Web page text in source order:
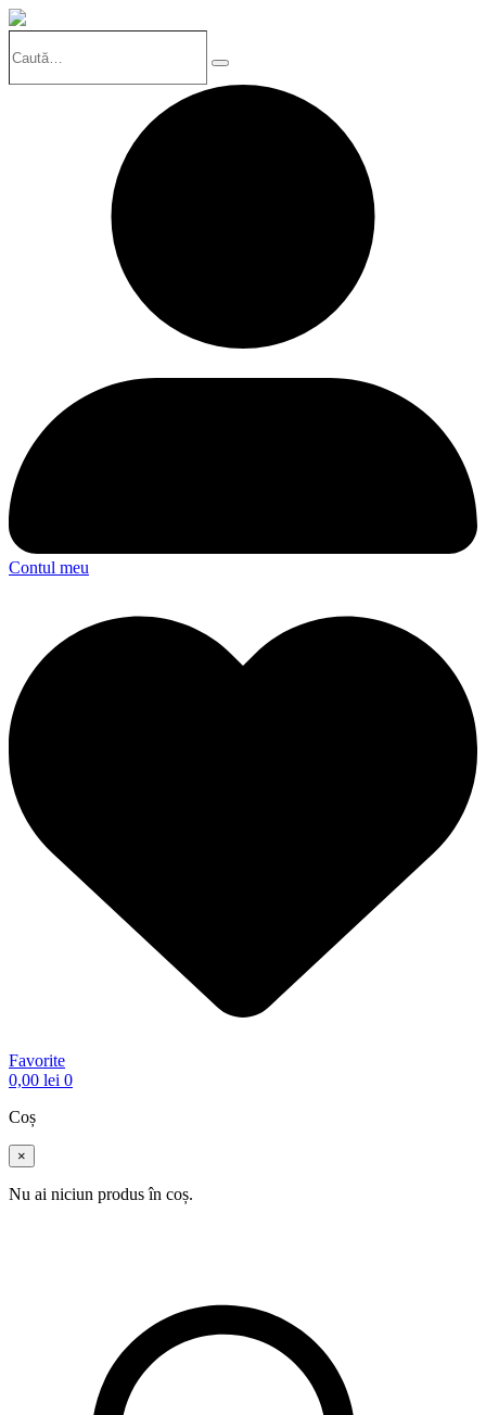
Search
Contul meu
Favorite
0,00 lei 0
Coș
×
Nu ai niciun produs în coș.